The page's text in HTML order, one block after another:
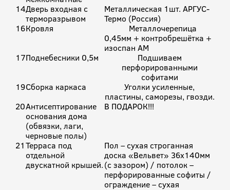
14Дверь входная с
терморазрывом
Металлическая 1шт. АРГУС-
Термо (Россия)
16Кровля
Металлочерепица
0,45мм + контробрешётка +
изоспан АМ
17Поднебесники 0,5м
Подшиваем
перфорированными
софитами
19Сборка каркаса
Уголки усиленные,
пластины, саморезы, гвозди.
20Антисептирование
основания дома
(обвязки, лаги,
черновые полы)
В ПОДАРОК!!!
21Терраса под
отдельной
двускатной крышей.
Пол – сухая строганная
доска «Вельвет» 36х140мм
(с зазором) / потолок –
перфорированные софиты /
ограждение – сухая